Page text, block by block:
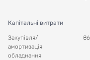
На входах в
металеві огорожі.
Капітальні витрати
Закупівля/
амортизація
обладнання
₴